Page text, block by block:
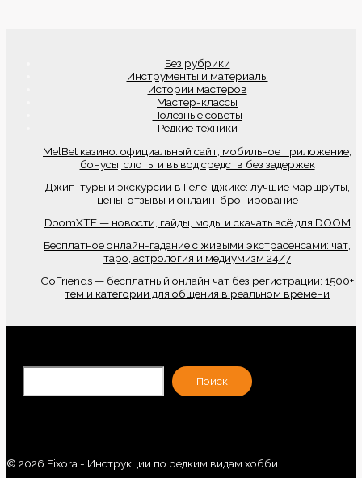
Без рубрики
Инструменты и материалы
Истории мастеров
Мастер-классы
Полезные советы
Редкие техники
MelBet казино: официальный сайт, мобильное приложение,
бонусы, слоты и вывод средств без задержек
Джип-туры и экскурсии в Геленджике: лучшие маршруты,
цены, отзывы и онлайн-бронирование
DoomXTF — новости, гайды, моды и скачать всё для DOOM
Бесплатное онлайн-гадание с живыми экстрасенсами: чат,
таро, астрология и медиумизм 24/7
GoFriends — бесплатный онлайн чат без регистрации: 1500+
тем и категории для общения в реальном времени
Поиск
© 2026 Fixora - Инструкции по редким видам хобби